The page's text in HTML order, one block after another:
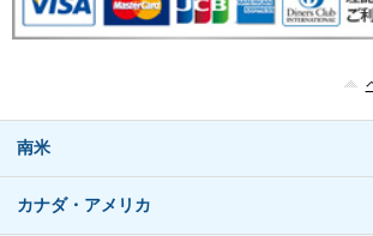
南米
カナダ・アメリカ